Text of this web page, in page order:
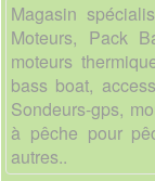
Magasin
Moteurs, Pack
moteurs
bass boat,
Sondeurs-gps,
à pêche pour
autres..